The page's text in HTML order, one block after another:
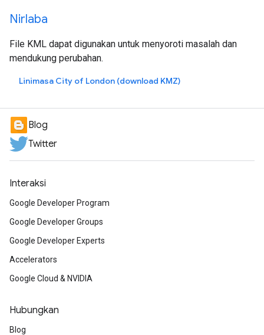
Nirlaba
File KML dapat digunakan untuk menyoroti masalah dan
mendukung perubahan.
Linimasa City of London (download KMZ)
Blog
Twitter
Interaksi
Google Developer Program
Google Developer Groups
Google Developer Experts
Accelerators
Google Cloud & NVIDIA
Hubungkan
Blog